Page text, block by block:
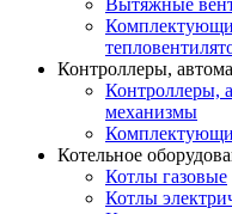
Вытяжные
Контроллеры,
Контроллеры,
механизмы
Котельное
Котлы газовые
Котлы